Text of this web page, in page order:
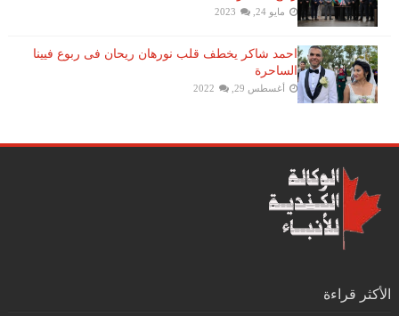
مايو 24, 2023
احمد شاكر يخطف قلب نورهان ريحان فى ربوع فيينا
الساحرة
أغسطس 29, 2022
الأكثر قراءة